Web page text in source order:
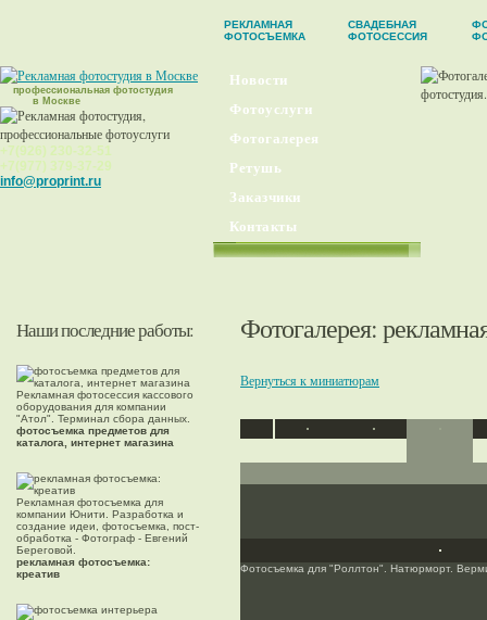
РЕКЛАМНАЯ
ФОТОСЪЕМКА
СВАДЕБНАЯ
ФОТОСЕССИЯ
профессиональная фотостудия
в Москве
+7(926) 230-32-51
+7(977) 379-37-29
info@proprint.ru
Новости
Фотоуслуги
Фотогалерея
Ретушь
Заказчики
Контакты
Наши последние работы:
Рекламная фотосессия кассового
оборудования для компании
"Атол". Терминал сбора данных.
фотосъемка предметов для
каталога, интернет магазина
Рекламная фотосъемка для
компании Юнити. Разработка и
создание идеи, фотосъемка, пост-
обработка - Фотограф - Евгений
Береговой.
рекламная фотосъемка:
креатив
Фотогалерея:
Вернуться к миниатюрам
Фотосъемка для "Роллтон". Натюрморт.